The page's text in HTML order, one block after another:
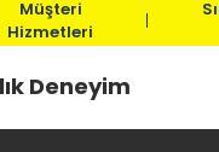
Müşteri
Hizmetleri
Deneyim